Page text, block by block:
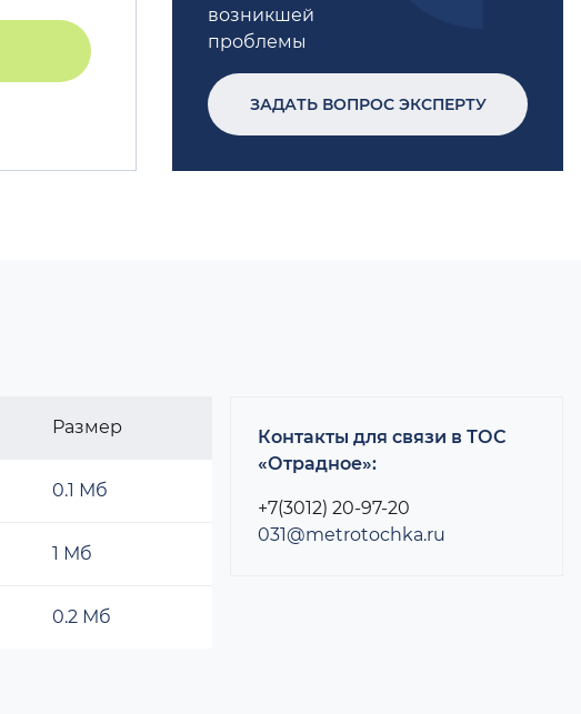
возникшей
проблемы
ЗАДАТЬ ВОПРОС ЭКСПЕРТУ
Размер
0.1 Мб
1 Мб
0.2 Мб
Контакты для связи в ТОС
«Отрадное»:
+7(3012) 20-97-20
031@metrotochka.ru